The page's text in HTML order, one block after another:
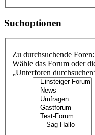
Suchoptionen
Zu durchsuchende Foren:
Wähle das Forum oder
„Unterforen